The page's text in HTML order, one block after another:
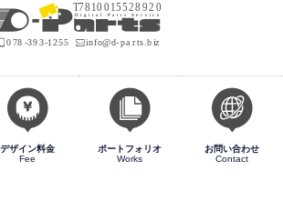
デザイン料金
Fee
ポートフォリオ
Works
お問い合わせ
Contact